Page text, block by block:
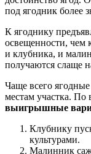
под ягодник более
К ягоднику
освещенности, чем
и клубника, и
получаются слаще
Чаще всего
местам участка. По
выигрышные
Клубнику
культурами.
Малинник